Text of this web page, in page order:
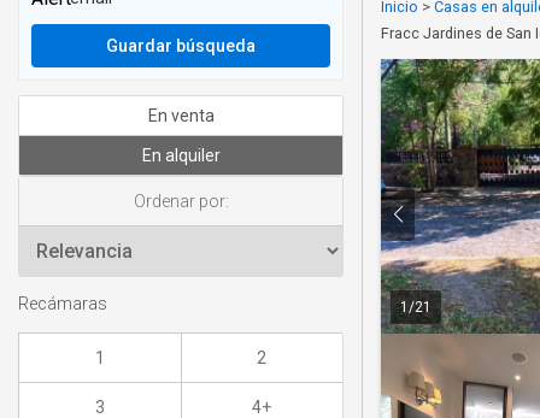
Inicio > Casas en
Fracc Jardines de San
1 /21
Guardar búsqueda
En venta
En alquiler
Ordenar por:
Recámaras
1 2
3 4+